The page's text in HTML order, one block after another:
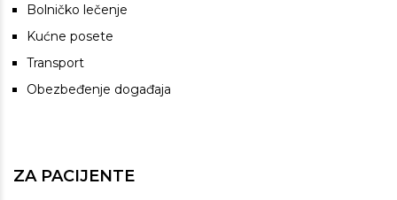
Bolničko lečenje
Kućne posete
Transport
Obezbeđenje događaja
ZA PACIJENTE